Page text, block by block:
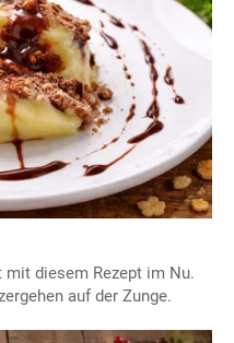
diesem Rezept im Nu.
auf der Zunge.